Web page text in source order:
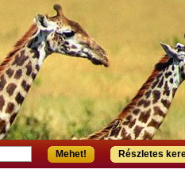
Mehet! Részletes